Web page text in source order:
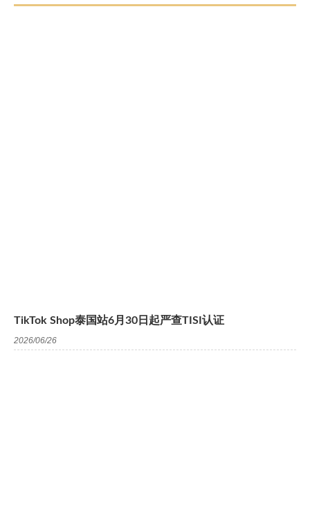
TikTok Shop泰国站6月30日起严查TISI认证
2026/06/26